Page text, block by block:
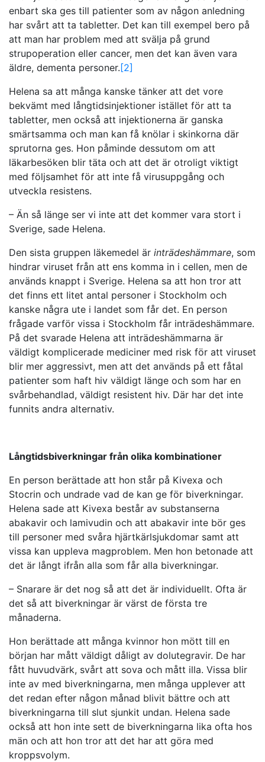
enbart ska ges till patienter som av någon anledning
har svårt att ta tabletter. Det kan till exempel bero på
att man har problem med att svälja på grund
strupoperation eller cancer, men det kan även vara
äldre, dementa personer. [2]
Helena sa att många kanske tänker att det vore
bekvämt med långtidsinjektioner istället för att ta
tabletter, men också att injektionerna är ganska
smärtsamma och man kan få knölar i skinkorna där
sprutorna ges. Hon påminde dessutom om att
läkarbesöken blir täta och att det är otroligt viktigt
med följsamhet för att inte få virusuppgång och
utveckla resistens.
– Än så länge ser vi inte att det kommer vara stort i
Sverige, sade Helena.
Den sista gruppen läkemedel är inträdeshämmare, som
hindrar viruset från att ens komma in i cellen, men de
används knappt i Sverige. Helena sa att hon tror att
det finns ett litet antal personer i Stockholm och
kanske några ute i landet som får det. En person
frågade varför vissa i Stockholm får inträdeshämmare.
På det svarade Helena att inträdeshämmarna är
väldigt komplicerade mediciner med risk för att viruset
blir mer aggressivt, men att det används på ett fåtal
patienter som haft hiv väldigt länge och som har en
svårbehandlad, väldigt resistent hiv. Där har det inte
funnits andra alternativ.
Långtidsbiverkningar från olika kombinationer
En person berättade att hon står på Kivexa och
Stocrin och undrade vad de kan ge för biverkningar.
Helena sade att Kivexa består av substanserna
abakavir och lamivudin och att abakavir inte bör ges
till personer med svåra hjärtkärlsjukdomar samt att
vissa kan uppleva magproblem. Men hon betonade att
det är långt ifrån alla som får alla biverkningar.
– Snarare är det nog så att det är individuellt. Ofta är
det så att biverkningar är värst de första tre
månaderna.
Hon berättade att många kvinnor hon mött till en
början har mått väldigt dåligt av dolutegravir. De har
fått huvudvärk, svårt att sova och mått illa. Vissa blir
inte av med biverkningarna, men många upplever att
det redan efter någon månad blivit bättre och att
biverkningarna till slut sjunkit undan. Helena sade
också att hon inte sett de biverkningarna lika ofta hos
män och att hon tror att det har att göra med
kroppsvolym.